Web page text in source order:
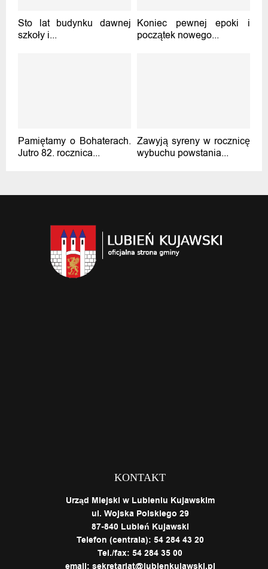
Sto lat budynku dawnej
szkoły i...
Koniec pewnej epoki i
początek nowego...
Pamiętamy o Bohaterach.
Jutro 82. rocznica...
Zawyją syreny w rocznicę
wybuchu powstania...
KONTAKT
Urząd Miejski w Lubieniu Kujawskim
ul. Wojska Polskiego 29
87-840 Lubień Kujawski
Telefon (centrala): 54 284 43 20
Tel./fax: 54 284 35 00
email: sekretariat@lubienkujawski.pl